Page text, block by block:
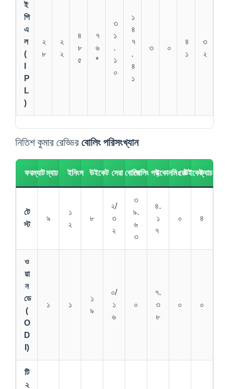
ই
পি
এ
ল
(
P
L
)
২
৮
২
২
৪
৮
৫
৭
৬
*
৩
১
.
১
০
১
৪
৭
.
৪
১
৩ ০
৪
১
৩
২
নিতিশ কুমার রেড্ডিরবোলিংপরিসংখ্যান
ফরম্যাটম্যাচ ইনিংস উইকেট সেরা বোলিংবোলিং গড়ইকোনমি রেট৫ উইকেটক্যাচ
টে
স্ট
৯
১
২
৮
২/
৩
২
৩
৯.
৬
৩
৪.
১
৭
০ ৪
ও
য়া
ন
ডে
(
O
D
I)
১ ১
১
৯
০/
১
৬
০
৭.
৩
৮
০ ০
টি
২